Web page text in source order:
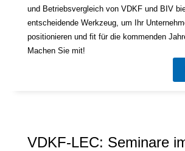
und Betriebsvergleich von VDKF und BIV
entscheidende Werkzeug, um Ihr
positionieren und fit für die kommenden
Machen Sie mit!
VDKF-LEC: Seminare